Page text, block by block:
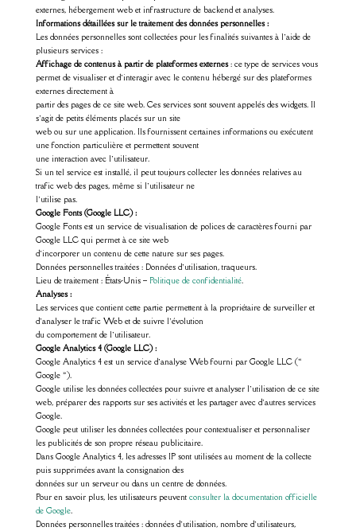
externes, hébergement web et infrastructure de backend et analyses.
Informations détaillées sur le traitement des données personnelles :
Les données personnelles sont collectées pour les finalités suivantes à l’aide de
plusieurs services :
Affichage de contenus à partir de plateformes externes: ce type de services vous
permet de visualiser et d’interagir avec le contenu hébergé sur des plateformes
externes directement à
partir des pages de ce site web. Ces services sont souvent appelés des widgets. Il
s’agit de petits éléments placés sur un site
web ou sur une application. Ils fournissent certaines informations ou exécutent
une fonction particulière et permettent souvent
une interaction avec l’utilisateur.
Si un tel service est installé, il peut toujours collecter les données relatives au
trafic web des pages, même si l’utilisateur ne
l’utilise pas.
Google Fonts (Google LLC) :
Google Fonts est un service de visualisation de polices de caractères fourni par
Google LLC qui permet à ce site web
d’incorporer un contenu de cette nature sur ses pages.
Données personnelles traitées : Données d’utilisation, traqueurs.
Lieu de traitement : États-Unis – Politique de confidentialité.
Analyses :
Les services que contient cette partie permettent à la propriétaire de surveiller et
d’analyser le trafic Web et de suivre l’évolution
du comportement de l’utilisateur.
Google Analytics 4 (Google LLC) :
Google Analytics 4 est un service d’analyse Web fourni par Google LLC («
Google »).
Google utilise les données collectées pour suivre et analyser l’utilisation de ce site
web, préparer des rapports sur ses activités et les partager avec d’autres services
Google.
Google peut utiliser les données collectées pour contextualiser et personnaliser
les publicités de son propre réseau publicitaire.
Dans Google Analytics 4, les adresses IP sont utilisées au moment de la collecte
puis supprimées avant la consignation des
données sur un serveur ou dans un centre de données.
Pour en savoir plus, les utilisateurs peuventconsulter la documentation officielle
de Google.
Données personnelles traitées : données d’utilisation, nombre d’utilisateurs,